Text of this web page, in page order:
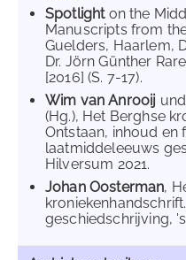
Spotlighton the
Manuscripts from
Guelders, Haarlem,
Dr. Jörn Günther
[2016] (S. 7-17).
Wim van Anrooij
(Hg.), Het Berghse
Ontstaan, inhoud en
laatmiddeleeuws
Hilversum 2021.
Johan Oosterman,
geschiedschrijving,